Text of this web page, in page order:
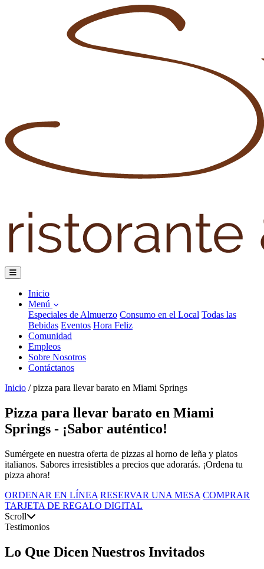
Inicio
Menú
Especiales de Almuerzo Consumo en el Local Todas las
Bebidas Eventos Hora Feliz
Comunidad
Empleos
Sobre Nosotros
Contáctanos
Inicio / pizza para llevar barato en Miami Springs
Pizza para llevar barato en Miami
Springs - ¡Sabor auténtico!
Sumérgete en nuestra oferta de pizzas al horno de leña y platos
italianos. Sabores irresistibles a precios que adorarás. ¡Ordena tu
pizza ahora!
ORDENAR EN LÍNEA RESERVAR UNA MESA COMPRAR
TARJETA DE REGALO DIGITAL
Scroll
Testimonios
Lo Que Dicen Nuestros Invitados